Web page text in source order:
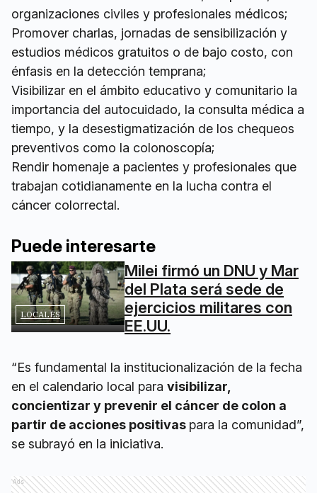
organizaciones civiles y profesionales médicos;
Promover charlas, jornadas de sensibilización y
estudios médicos gratuitos o de bajo costo, con
énfasis en la detección temprana;
Visibilizar en el ámbito educativo y comunitario la
importancia del autocuidado, la consulta médica a
tiempo, y la desestigmatización de los chequeos
preventivos como la colonoscopía;
Rendir homenaje a pacientes y profesionales que
trabajan cotidianamente en la lucha contra el
cáncer colorrectal.
Puede interesarte
LOCALES
Milei firmó un DNU y Mar
del Plata será sede de
ejercicios militares con
EE.UU.
“Es fundamental la institucionalización de la fecha
en el calendario local para visibilizar,
concientizar y prevenir el cáncer de colon a
partir de acciones positivas para la comunidad”,
se subrayó en la iniciativa.
Ads